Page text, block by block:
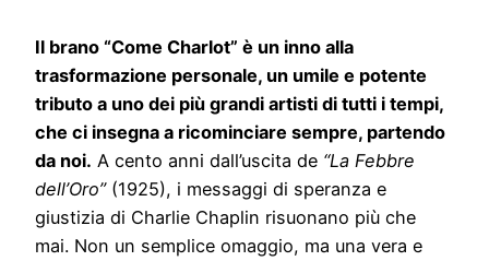
Il brano “Come Charlot” è un inno alla
trasformazione personale, un umile e potente
tributo a uno dei più grandi artisti di tutti i tempi,
che ci insegna a ricominciare sempre, partendo
da noi. A cento anni dall’uscita de “La Febbre
dell’Oro”(1925), i messaggi di speranza e
giustizia di Charlie Chaplin risuonano più che
mai. Non un semplice omaggio, ma una vera e